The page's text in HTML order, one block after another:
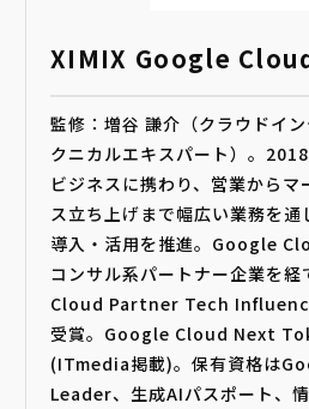
XIMIX Google
監修：増谷 謙介（クラウドイ
クニカルエキスパート）。
ビジネスに携わり、営業からマ
ス立ち上げまで幅広い業務を
導入・活用を推進。Google
コンサル系パートナー企業を
Cloud Partner Tech
受賞。Google Cloud Next
(ITmedia掲載)。保有資格は
Leader、生成AIパスポート、